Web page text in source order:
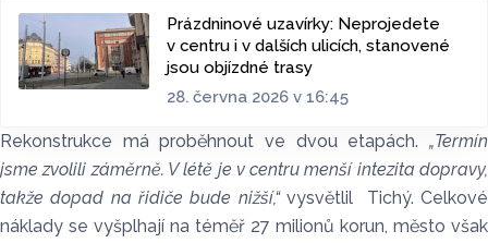
Prázdninové uzavírky: Neprojedete
v centru i v dalších ulicích, stanovené
jsou objízdné trasy
28. června 2026 v 16:45
Rekonstrukce má proběhnout ve dvou etapách. „Termín
jsme zvolili záměrně. V létě je v centru menší intezita dopravy,
takže dopad na řidiče bude nižší,“vysvětlil Tichý. Celkové
náklady se vyšplhají na téměř 27 milionů korun, město však